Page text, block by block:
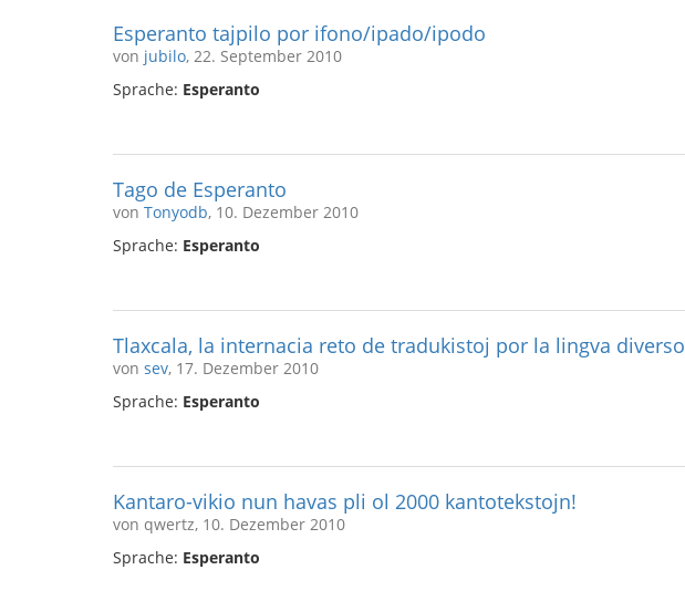
Esperanto tajpilo por ifono/ipado/ipodo
von jubilo, 22. September 2010
Sprache: Esperanto
Tago de Esperanto
von Tonyodb, 10. Dezember 2010
Sprache: Esperanto
Tlaxcala, la internacia reto de tradukistoj por la lingva diverso
von sev, 17. Dezember 2010
Sprache: Esperanto
Kantaro-vikio nun havas pli ol 2000 kantotekstojn!
von qwertz, 10. Dezember 2010
Sprache: Esperanto